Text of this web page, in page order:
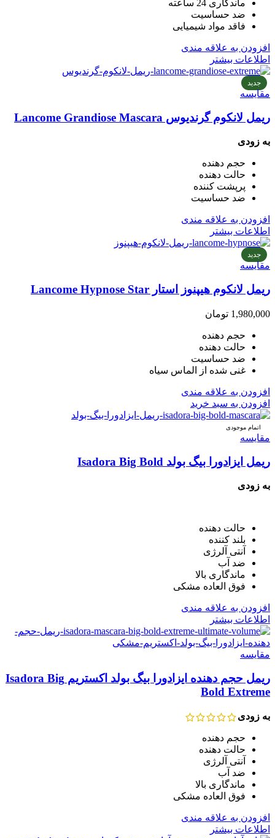
ماندگاری 24 ساعته
ضد حساسیت
فاقد مواد شیمیایی
افزودن به علاقه مندی
اطلاعات بیشتر
جدید
مقایسه
ریمل لانکوم گرندیوس Lancome Grandiose Mascara
به زودی
حجم دهنده
حالت دهنده
پرپشت کننده
ضد حساسیت
افزودن به علاقه مندی
اطلاعات بیشتر
جدید
مقایسه
ریمل لانکوم هیپنوز استار Lancome Hypnose Star
1,980,000 تومان
حجم دهنده
حالت دهنده
ضد حساسیت
غنی شده از الماس سیاه
افزودن به علاقه مندی
افزودن به سبد خرید
اتمام موجودی
مقایسه
ریمل ایزادورا بیگ بولد Isadora Big Bold
به زودی
حالت دهنده
بلند کننده
آنتی آلرژی
ضد آب
ماندگاری بالا
فوق العاده مشکی
افزودن به علاقه مندی
اطلاعات بیشتر
مقایسه
ریمل حجم دهنده ایزادورا بیگ بولد اکستریم Isadora Big
Bold Extreme
به زودی
حجم دهنده
حالت دهنده
آنتی آلرژی
ضد آب
ماندگاری بالا
فوق العاده مشکی
افزودن به علاقه مندی
اطلاعات بیشتر